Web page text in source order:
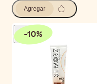
Agregar
-10%